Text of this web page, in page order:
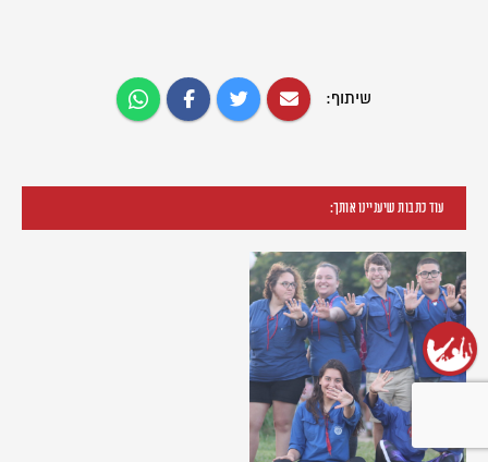
שיתוף:
עוד כתבות שיעניינו אותך: